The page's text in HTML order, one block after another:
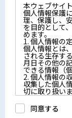
本ウェブサイ
個人情報保護
理、保護し、
を目的として
めます。
1. 個人情報の
個人情報とは
される生存す
月日その他の
できる情報（
2. 個人情報の
収集した個人
切に取り扱い
又は法令によ
に提供しません
a.応募者等か
同意する